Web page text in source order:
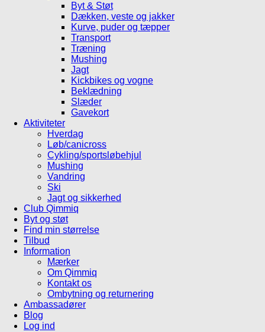
Byt & Støt
Dækken, veste og jakker
Kurve, puder og tæpper
Transport
Træning
Mushing
Jagt
Kickbikes og vogne
Beklædning
Slæder
Gavekort
Aktiviteter
Hverdag
Løb/canicross
Cykling/sportsløbehjul
Mushing
Vandring
Ski
Jagt og sikkerhed
Club Qimmiq
Byt og støt
Find min størrelse
Tilbud
Information
Mærker
Om Qimmiq
Kontakt os
Ombytning og returnering
Ambassadører
Blog
Log ind